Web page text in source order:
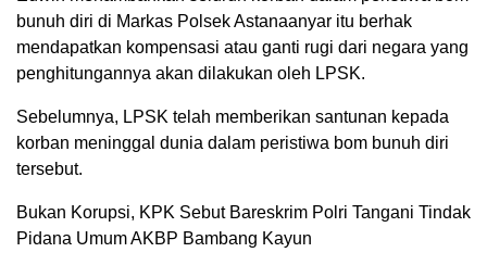
bunuh diri di Markas Polsek Astanaanyar itu berhak
mendapatkan kompensasi atau ganti rugi dari negara yang
penghitungannya akan dilakukan oleh LPSK.
Sebelumnya, LPSK telah memberikan santunan kepada
korban meninggal dunia dalam peristiwa bom bunuh diri
tersebut.
Bukan Korupsi, KPK Sebut Bareskrim Polri Tangani Tindak
Pidana Umum AKBP Bambang Kayun